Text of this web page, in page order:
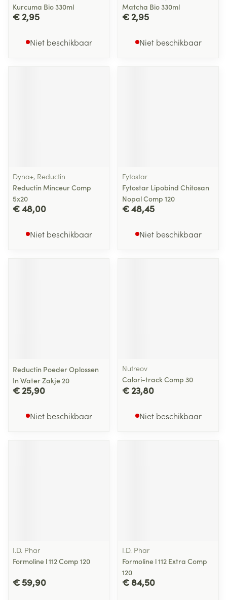
Kurcuma Bio 330ml
€ 2,95
Niet beschikbaar
Matcha Bio 330ml
€ 2,95
Niet beschikbaar
Dyna+, Reductin
Reductin Minceur Comp
5x20
€ 48,00
Niet beschikbaar
Fytostar
Fytostar Lipobind Chitosan
Nopal Comp 120
€ 48,45
Niet beschikbaar
Reductin Poeder Oplossen
In Water Zakje 20
€ 25,90
Niet beschikbaar
Nutreov
Calori-track Comp 30
€ 23,80
Niet beschikbaar
I.D. Phar
Formoline l 112 Comp 120
€ 59,90
I.D. Phar
Formoline l 112 Extra Comp
120
€ 84,50